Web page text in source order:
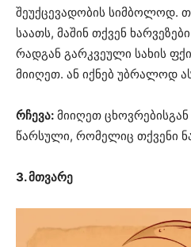
შეუქცევადობის სიმბოლოდ.
საათს, მაშინ თქვენ
რადგან გარკვეული სახის
მიიღეთ. ან იქნებ უბრალოდ
რჩევა: მიიღეთ ცხოვრებისგან
წარსული, რომელიც თქვენი
3. მთვარე